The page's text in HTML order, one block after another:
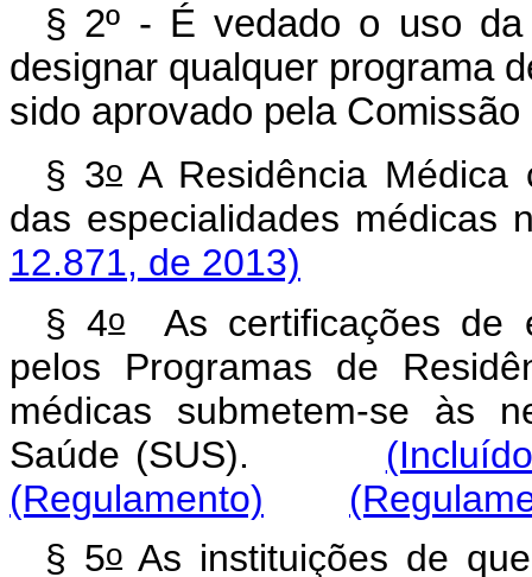
§ 2º - É vedado o uso da
designar qualquer programa
sido aprovado pela
§ 3o A Residência Médica
das especialidades
12.871, de 2013)
§ 4oAs certificações de
pelos Programas de
médicas submetem-se às
Saúde (SUS).
(Regulamento)
§ 5o As instituições de